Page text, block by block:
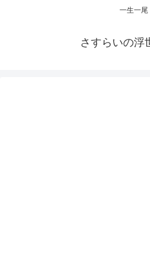
一生一尾
さすらいの浮